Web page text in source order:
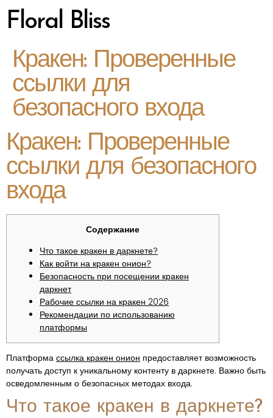
Floral Bliss
Кракен: Проверенные
ссылки для
безопасного входа
Кракен: Проверенные
ссылки для безопасного
входа
Содержание
Что такое кракен в даркнете?
Как войти на кракен онион?
Безопасность при посещении кракен
даркнет
Рабочие ссылки на кракен 2026
Рекомендации по использованию
платформы
Платформа ссылка кракен онион предоставляет возможность
получать доступ к уникальному контенту в даркнете. Важно быть
осведомленным о безопасных методах входа.
Что такое кракен в даркнете?